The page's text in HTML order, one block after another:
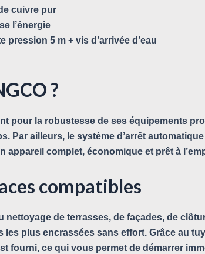
cuivre pur
l’énergie
pression 5 m + vis d’arrivée d’eau
?
pour la robustesse de ses équipements
Par ailleurs, le système d’arrêt
appareil complet, économique et prêt à
compatibles
de terrasses, de façades, de
plus encrassées sans effort. Grâce au
fourni, ce qui vous permet de démarrer